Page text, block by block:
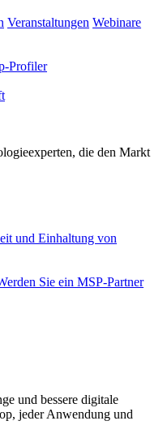
Veranstaltungen Webinare
Profiler
die den Markt
und Einhaltung von
Sie ein MSP-Partner
und bessere digitale
jeder Anwendung und